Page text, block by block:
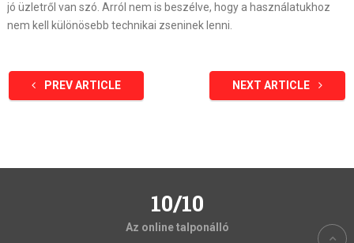
jó üzletről van szó. Arról nem is beszélve, hogy a használatukhoz
nem kell különösebb technikai zseninek lenni.
PREV ARTICLE NEXT ARTICLE
10/10
Az online talponálló